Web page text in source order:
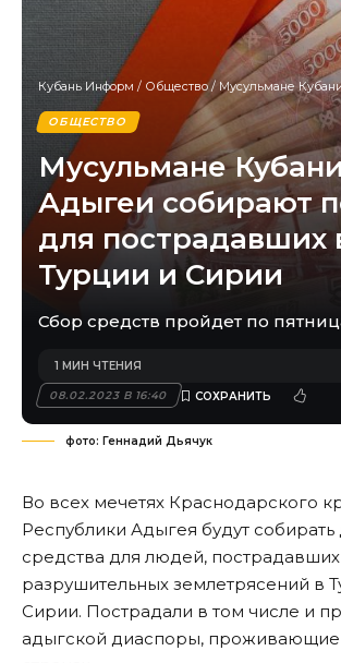
Кубань Информ / Общество/ Мусульмане Кубани и Адыгеи собирают
ОБЩЕСТВО
Мусульмане
Адыгеи собирают
для пострадавших
Турции и Сирии
Сбор средств пройдет по
08.02.2023 В 16:40
1 МИН ЧТЕНИЯ
фото: Геннадий Дьячук
Во всех мечетях Краснодарского
Республики Адыгея будут
средства для людей,
разрушительных землетрясений в
Сирии. Пострадали в том числе и
адыгской диаспоры, проживающие